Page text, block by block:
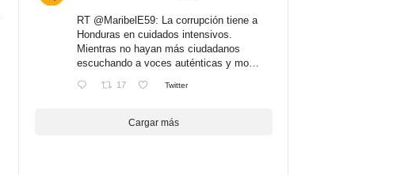
RT @MaribelE59: La corrupción tiene a
Honduras en cuidados intensivos.
Mientras no hayan más ciudadanos
escuchando a voces auténticas y mo…
17 Twitter
Cargar más